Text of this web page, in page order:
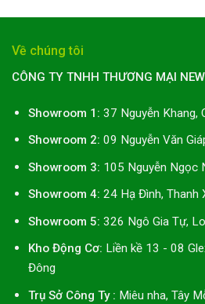
Về chúng tôi
CÔNG TY TNHH THƯƠNG MẠI
Showroom 1: 37 Nguyễn Khang,
Showroom 2: 09 Nguyễn Văn
Showroom 3: 105 Nguyễn Ngọc
Showroom 4: 24 Hạ Đình, Thanh
Showroom 5: 326 Ngô Gia Tự,
Kho Động Cơ: Liền kề 13 - 08
Đông
Trụ Sở Công Ty : Miêu nha, Tây